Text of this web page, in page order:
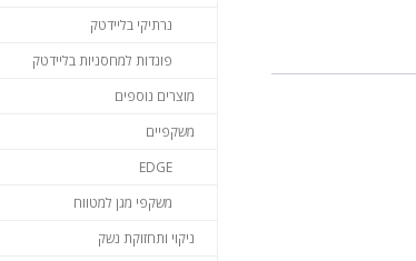
נרתיקי בליידטק
פונדות למחסניות בליידטק
מוצרים נוספים
משקפיים
EDGE
משקפי מגן למטווח
ניקוי ותחזוקת נשק